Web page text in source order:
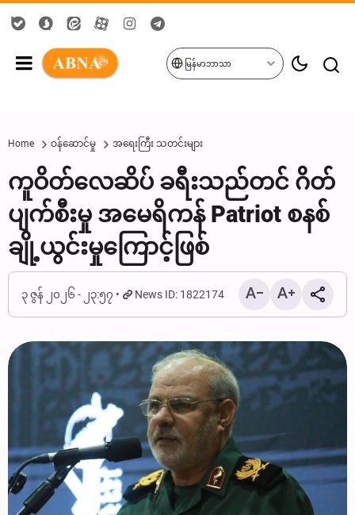
မြန်မာဘာသာ
Home ဝန်ဆောင်မှု အရေးကြီး သတင်းများ
ကူဝိတ်လေဆိပ် ခရီးသည်တင် ဂိတ်
ပျက်စီးမှု အမေရိကန် Patriot စနစ်
ချို့ယွင်းမှုကြောင့်ဖြစ်
၃ ဇွန် ၂၀၂၆ - ၂၃:၅၇ News ID: 1822174